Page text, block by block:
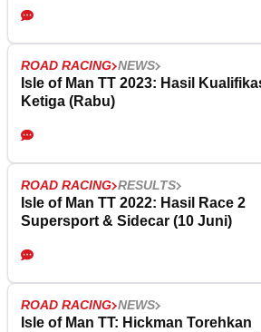
ROAD RACING NEWS
Isle of Man TT 2023: Hasil
Ketiga (Rabu)
ROAD RACING RESULTS
Isle of Man TT 2022: Hasil Race 2
Supersport & Sidecar (10 Juni)
ROAD RACING NEWS
Isle of Man TT: Hickman Torehkan